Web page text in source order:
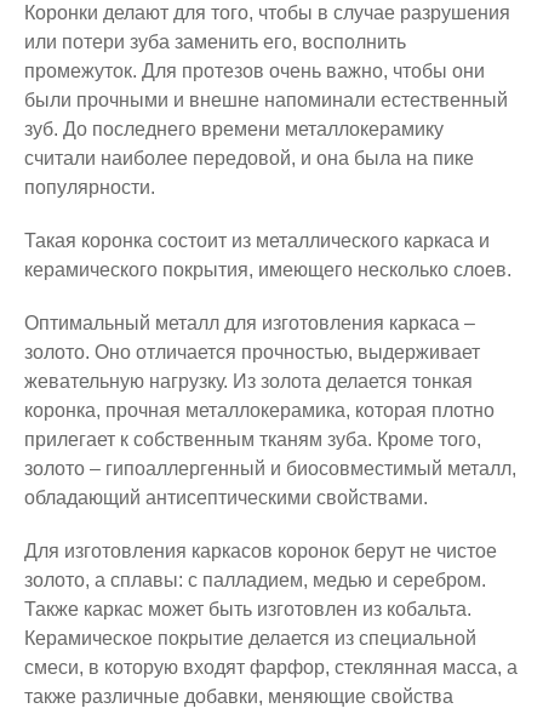
Коронки делают для того, чтобы в случае разрушения
или потери зуба заменить его, восполнить
промежуток. Для протезов очень важно, чтобы они
были прочными и внешне напоминали естественный
зуб. До последнего времени металлокерамику
считали наиболее передовой, и она была на пике
популярности.
Такая коронка состоит из металлического каркаса и
керамического покрытия, имеющего несколько слоев.
Оптимальный металл для изготовления каркаса –
золото. Оно отличается прочностью, выдерживает
жевательную нагрузку. Из золота делается тонкая
коронка, прочная металлокерамика, которая плотно
прилегает к собственным тканям зуба. Кроме того,
золото – гипоаллергенный и биосовместимый металл,
обладающий антисептическими свойствами.
Для изготовления каркасов коронок берут не чистое
золото, а сплавы: с палладием, медью и серебром.
Также каркас может быть изготовлен из кобальта.
Керамическое покрытие делается из специальной
смеси, в которую входят фарфор, стеклянная масса, а
также различные добавки, меняющие свойства